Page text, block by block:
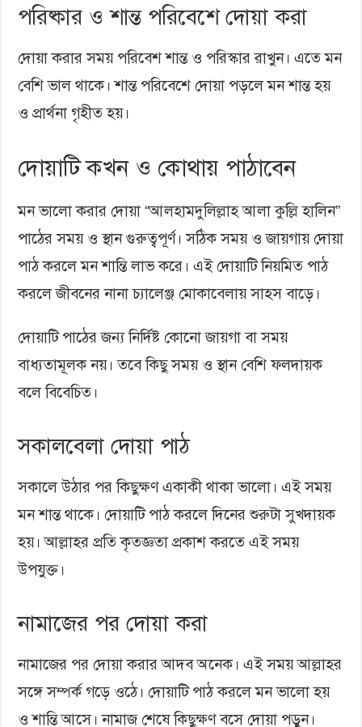
পরিষ্কার ও শান্ত পরিবেশে দোয়া করা
দোয়া করার সময় পরিবেশ শান্ত ও পরিস্কার রাখুন। এতে মন
বেশি ভাল থাকে। শান্ত পরিবেশে দোয়া পড়লে মন শান্ত হয়
ও প্রার্থনা গৃহীত হয়।
দোয়াটি কখন ও কোথায় পাঠাবেন
মন ভালো করার দোয়া “আলহামদুলিল্লাহ আলা কুল্লি হালিন”
পাঠের সময় ও স্থান গুরুত্বপূর্ণ। সঠিক সময় ও জায়গায় দোয়া
পাঠ করলে মন শান্তি লাভ করে। এই দোয়াটি নিয়মিত পাঠ
করলে জীবনের নানা চ্যালেঞ্জ মোকাবেলায় সাহস বাড়ে।
দোয়াটি পাঠের জন্য নির্দিষ্ট কোনো জায়গা বা সময়
বাধ্যতামূলক নয়। তবে কিছু সময় ও স্থান বেশি ফলদায়ক
বলে বিবেচিত।
সকালবেলা দোয়া পাঠ
সকালে উঠার পর কিছুক্ষণ একাকী থাকা ভালো। এই সময়
মন শান্ত থাকে। দোয়াটি পাঠ করলে দিনের শুরুটা সুখদায়ক
হয়। আল্লাহর প্রতি কৃতজ্ঞতা প্রকাশ করতে এই সময়
উপযুক্ত।
নামাজের পর দোয়া করা
নামাজের পর দোয়া করার আদব অনেক। এই সময় আল্লাহর
সঙ্গে সম্পর্ক গড়ে ওঠে। দোয়াটি পাঠ করলে মন ভালো হয়
ও শান্তি আসে। নামাজ শেষে কিছুক্ষণ বসে দোয়া পড়ুন।